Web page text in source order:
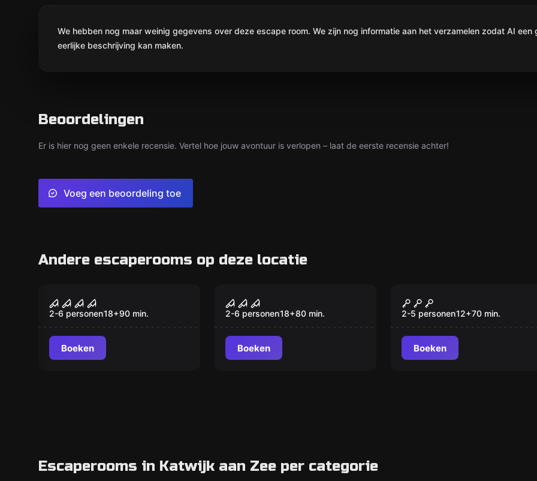
We hebben nog maar weinig gegevens over deze escape room. We zijn nog informatie aan het verzamelen zodat AI een
eerlijke beschrijving kan maken.
Beoordelingen
Er is hier nog geen enkele recensie. Vertel hoe jouw avontuur is verlopen – laat de eerste recensie achter!
Voeg een beoordeling toe
Andere escaperooms op deze locatie
Nieuw
Can We Meat
2-6 personen18+90 min.
Boeken
Pray
2-6 personen18+80 min.
Boeken
Hier ben ik
2-5 personen12+70 min.
Boeken
Escaperooms in Katwijk aan Zee per categorie